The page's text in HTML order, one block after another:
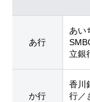
あ行
あい
立銀
か行
香川
行／